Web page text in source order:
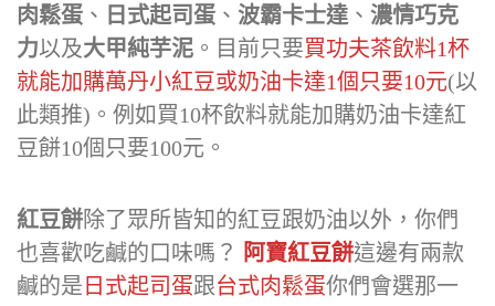
肉鬆蛋 、 日式起司蛋 、 波霸卡士達 、 濃情巧克
力以及大甲純芋泥 。目前只要買功夫茶飲料1杯
就能加購萬丹小紅豆或奶油卡達1個只要10元(以
此類推)。例如買10杯飲料就能加購奶油卡達紅
豆餅10個只要100元。
紅豆餅除了眾所皆知的紅豆跟奶油以外，你們
也喜歡吃鹹的口味嗎？ 阿寶紅豆餅這邊有兩款
鹹的是 日式起司蛋跟台式肉鬆蛋你們會選那一